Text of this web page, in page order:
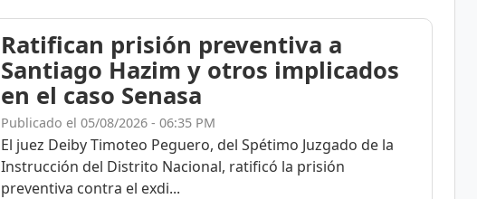
Ratifican prisión preventiva a
Santiago Hazim y otros implicados
en el caso Senasa
Publicado el 05/08/2026 - 06:35 PM
El juez Deiby Timoteo Peguero, del Spétimo Juzgado de la
Instrucción del Distrito Nacional, ratificó la prisión
preventiva contra el exdi...